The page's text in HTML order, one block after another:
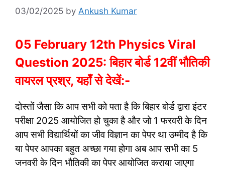
03/02/2025 by Ankush Kumar
05 February 12th Physics Viral
Question 2025: बिहार बोर्ड 12वीं भौतिकी
वायरल प्रश्र, यहाँ से देखें:-
दोस्तों जैसा कि आप सभी को पता है कि बिहार बोर्ड द्वारा इंटर
परीक्षा 2025 आयोजित हो चुका है और जो 1 फरवरी के दिन
आप सभी विद्यार्थियों का जीव विज्ञान का पेपर था उम्मीद है कि
या पेपर आपका बहुत अच्छा गया होगा अब आप सभी का 5
जनवरी के दिन भौतिकी का पेपर आयोजित कराया जाएगा